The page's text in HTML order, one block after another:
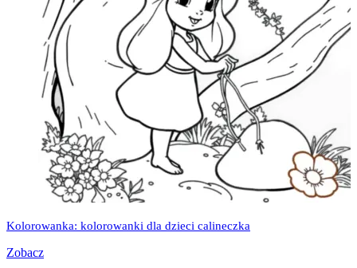
Kolorowanka: kolorowanki dla dzieci calineczka
Zobacz